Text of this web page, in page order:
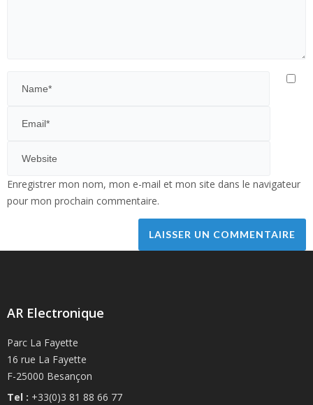
Enregistrer mon nom, mon e-mail et mon site dans le navigateur
pour mon prochain commentaire.
AR Electronique
Parc La Fayette
16 rue La Fayette
F-25000 Besançon
Tel : +33(0)3 81 88 66 77